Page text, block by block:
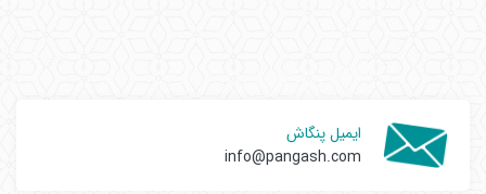
ایمیل پنگاش
info@pangash.com